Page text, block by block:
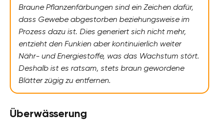
Braune Pflanzenfärbungen sind ein Zeichen dafür,
dass Gewebe abgestorben beziehungsweise im
Prozess dazu ist. Dies generiert sich nicht mehr,
entzieht den Funkien aber kontinuierlich weiter
Nähr- und Energiestoffe, was das Wachstum stört.
Deshalb ist es ratsam, stets braun gewordene
Blätter zügig zu entfernen.
Überwässerung